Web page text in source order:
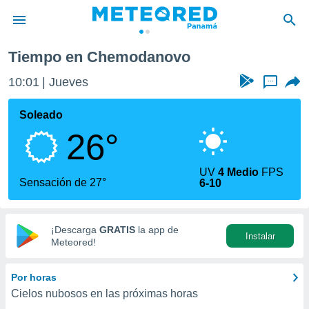
de
ha
calidad.
a este
las
y
digital
basada
Tiempo en Chemodanovo
10:01 Jueves ...
Soleado
26°
Sensación de 27°
UV4 Medio FPS
6-10
¡Descarga GRATIS la app de
Meteored!
Instalar
Por horas
Cielos nubosos en las próximas horas